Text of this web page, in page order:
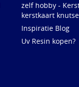
zelf hobby -
kerstkaart
Inspiratie Blog
Uv Resin kopen?